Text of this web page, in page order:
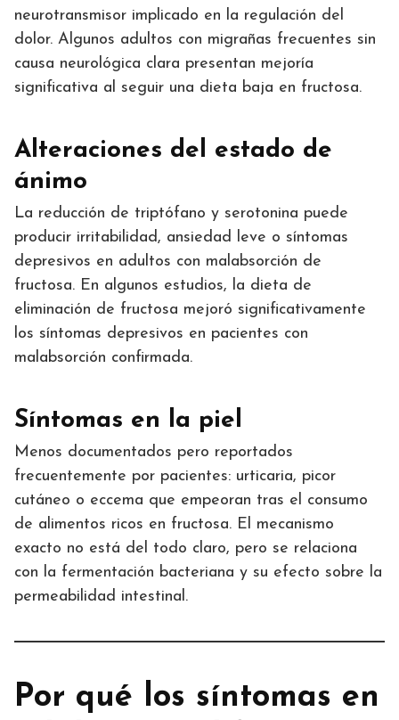
neurotransmisor implicado en la regulación del
dolor. Algunos adultos con migrañas frecuentes sin
causa neurológica clara presentan mejoría
significativa al seguir una dieta baja en fructosa.
Alteraciones del estado de
ánimo
La reducción de triptófano y serotonina puede
producir irritabilidad, ansiedad leve o síntomas
depresivos en adultos con malabsorción de
fructosa. En algunos estudios, la dieta de
eliminación de fructosa mejoró significativamente
los síntomas depresivos en pacientes con
malabsorción confirmada.
Síntomas en la piel
Menos documentados pero reportados
frecuentemente por pacientes: urticaria, picor
cutáneo o eccema que empeoran tras el consumo
de alimentos ricos en fructosa. El mecanismo
exacto no está del todo claro, pero se relaciona
con la fermentación bacteriana y su efecto sobre la
permeabilidad intestinal.
Por qué los síntomas en